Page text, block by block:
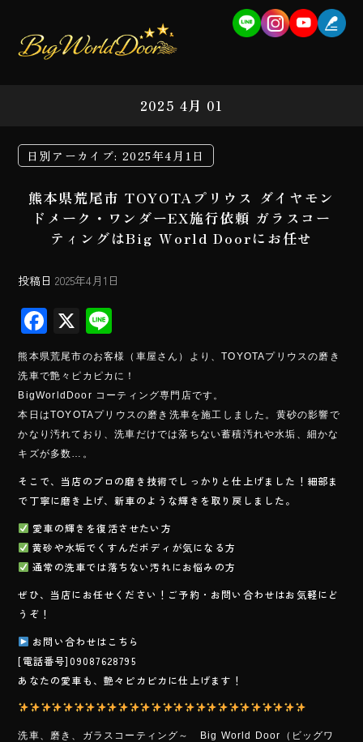
2025 4月 01
日別アーカイブ: 2025年4月1日
熊本県荒尾市 TOYOTAプリウス ダイヤモン
ドメーク・ワンダーEX施行依頼 ガラスコー
ティングはBig World Doorにお任せ
投稿日 2025年4月1日
F
ac
e
b
o
ok
X
ne
熊本県荒尾市のお客様（車屋さん）より、TOYOTAプリウスの磨き
洗車で艶々ピカピカに！
BigWorldDoor コーティング専門店です。
本日はTOYOTAプリウスの磨き洗車を施工しました。黄砂の影響で
かなり汚れており、洗車だけでは落ちない蓄積汚れや水垢、細かな
キズが多数…。
そこで、当店のプロの磨き技術でしっかりと仕上げました！細部ま
で丁寧に磨き上げ、新車のような輝きを取り戻しました。
愛車の輝きを復活させたい方
黄砂や水垢でくすんだボディが気になる方
通常の洗車では落ちない汚れにお悩みの方
ぜひ、当店にお任せください！ご予約・お問い合わせはお気軽にど
うぞ！
お問い合わせはこちら
[電話番号]09087628795
あなたの愛車も、艶々ピカピカに仕上げます！
洗車、磨き、ガラスコーティング～ Big World Door（ビッグワ